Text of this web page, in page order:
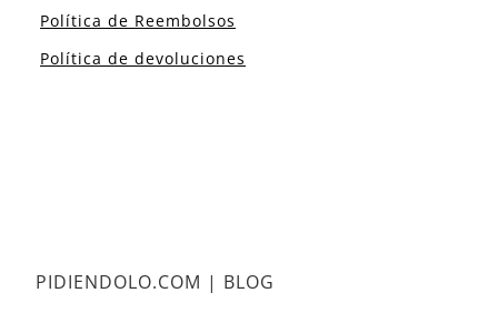
Política de Reembolsos
Política de devoluciones
PIDIENDOLO.COM | BLOG